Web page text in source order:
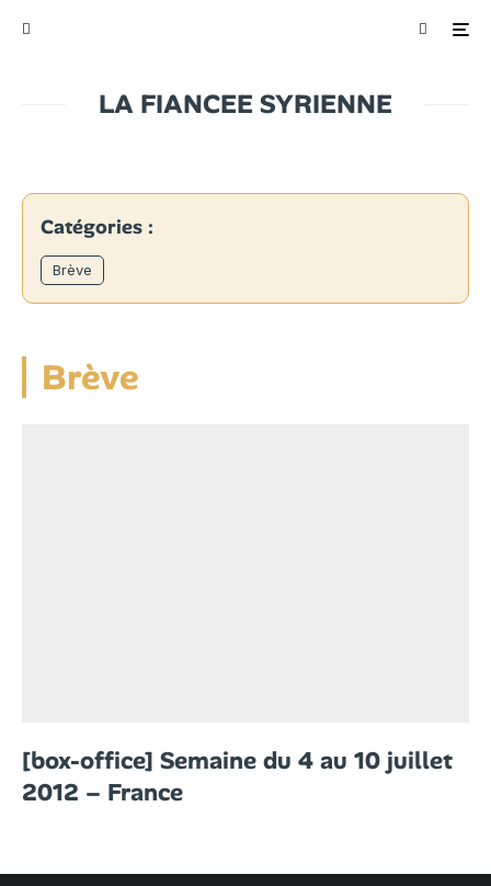
LA FIANCEE SYRIENNE
Catégories :
Brève
Brève
[box-office] Semaine du 4 au 10 juillet
2012 – France